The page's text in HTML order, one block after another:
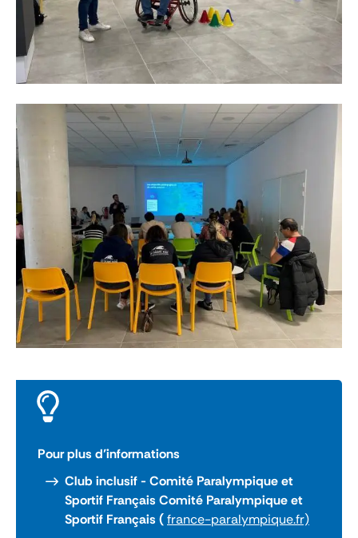
Pour plus d’informations
Club inclusif - Comité Paralympique et
Sportif Français Comité Paralympique et
Sportif Français (france-paralympique.fr)